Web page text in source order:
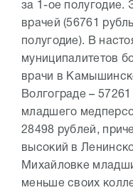
за 1-ое полугодие.
врачей (56761
полугодие). В
муниципалитетов
врачи в
Волгограде –
младшего
28498 рублей,
высокий в
Михайловке
меньше своих